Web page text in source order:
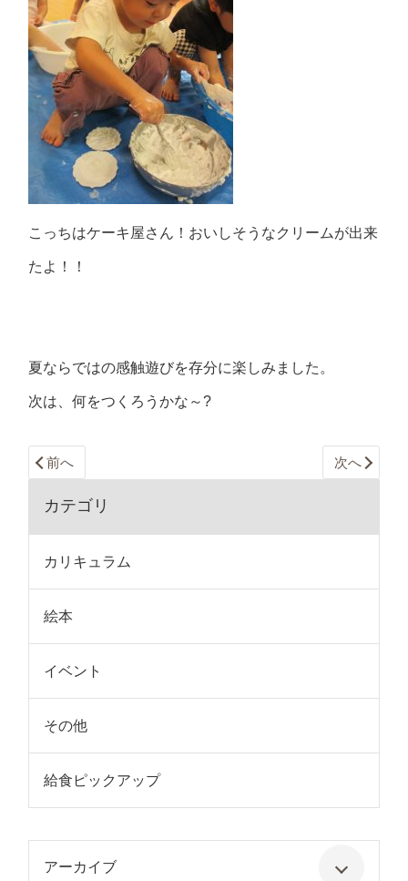
こっちはケーキ屋さん！おいしそうなクリームが出来
たよ！！
夏ならではの感触遊びを存分に楽しみました。
次は、何をつくろうかな～?
前へ 次へ
カテゴリ
カリキュラム
絵本
イベント
その他
給食ピックアップ
アーカイブ